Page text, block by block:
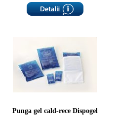
Punga gel cald-rece Dispogel